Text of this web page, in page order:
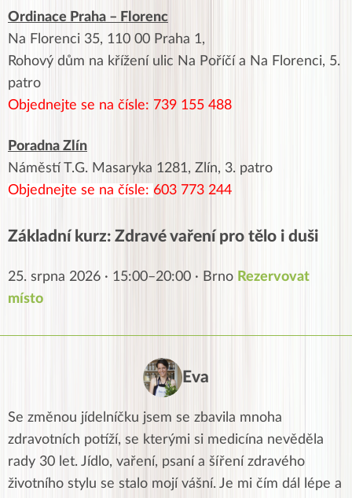
Ordinace Praha – Florenc
Na Florenci 35, 110 00 Praha 1,
Rohový dům na křížení ulic Na Poříčí a Na Florenci, 5.
patro
Objednejte se na čísle: 739 155 488
Poradna Zlín
Náměstí T.G. Masaryka 1281, Zlín, 3. patro
Objednejte se na čísle: 603 773 244
Základní kurz: Zdravé vaření pro tělo i duši
25. srpna 2026 · 15:00–20:00 · Brno Rezervovat
místo
Eva
Se změnou jídelníčku jsem se zbavila mnoha
zdravotních potíží, se kterými si medicína nevěděla
rady 30 let. Jídlo, vaření, psaní a šíření zdravého
životního stylu se stalo mojí vášní. Je mi čím dál lépe a